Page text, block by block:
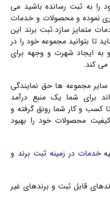
را به ثبت رسانده باشید می
نموده و محصولات و خدمات
متمایز سازد.ثبت برند این
تا بتوانید مجموعه خود را در
ایجاد شهرت و وجهه برای
کند.
سایر مجموعه ها حق نمایندگی
برای شما یک منبع درآمد
کسب و کار شما رونق گرفته و
محصولات خود را بهبود
خدمات در زمینه ثبت برند و
قابل ثبت و برندهای غیر